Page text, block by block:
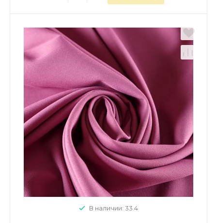
В наличии: 33.4